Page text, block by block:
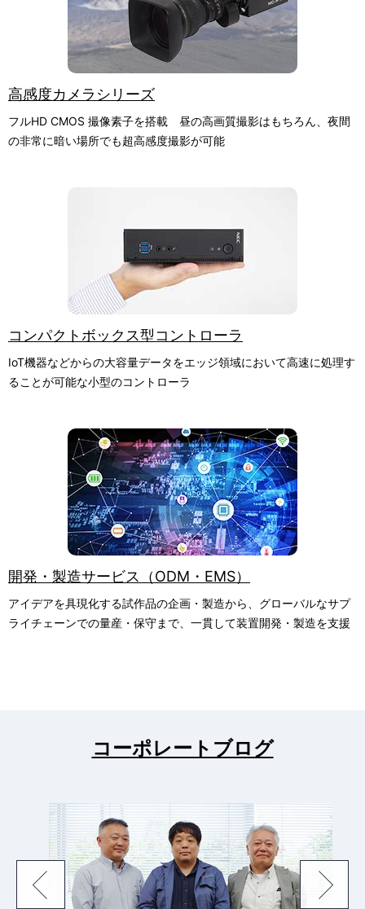
フルHD CMOS 撮像素子を搭載 昼の高画質撮影はもちろん、夜間
の非常に暗い場所でも超高感度撮影が可能
高感度カメラシリーズ
IoT機器などからの大容量データをエッジ領域において高速に処理す
ることが可能な小型のコントローラ
コンパクトボックス型コントローラ
アイデアを具現化する試作品の企画・製造から、グローバルなサプ
ライチェーンでの量産・保守まで、一貫して装置開発・製造を支援
開発・製造サービス（ODM・EMS）
コーポレートブログ